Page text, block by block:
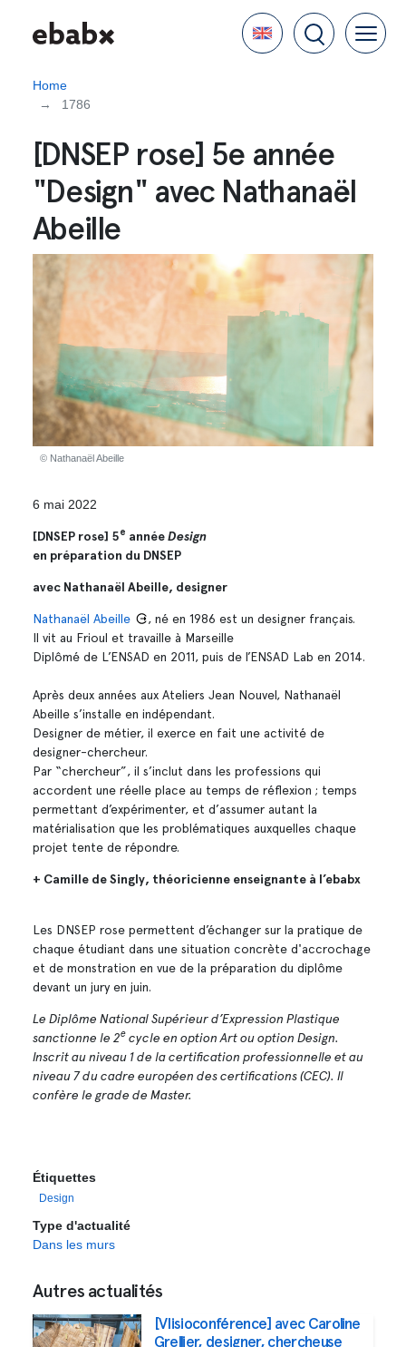
Language
Home
1786
[DNSEP rose] 5e année
"Design" avec Nathanaël
Abeille
© Nathanaël Abeille
6 mai 2022
[DNSEP rose] 5e annéeDesign
en préparation du DNSEP
avec Nathanaël Abeille, designer
Nathanaël Abeille
, né en 1986 est un designer français.
Il vit au Frioul et travaille à Marseille
Diplômé de L’ENSAD en 2011, puis de l’ENSAD Lab en 2014.
Après deux années aux Ateliers Jean Nouvel, Nathanaël
Abeille s’installe en indépendant.
Designer de métier, il exerce en fait une activité de
designer-chercheur.
Par “chercheur”, il s’inclut dans les professions qui
accordent une réelle place au temps de réflexion ; temps
permettant d’expérimenter, et d’assumer autant la
matérialisation que les problématiques auxquelles chaque
projet tente de répondre.
+ Camille de Singly, théoricienne enseignante à l’ebabx
Les DNSEP rose permettent d’échanger sur la pratique de
chaque étudiant dans une situation concrète d'accrochage
et de monstration en vue de la préparation du diplôme
devant un jury en juin.
Le Diplôme National Supérieur d’Expression Plastique
sanctionne le 2ecycle en option Art ou option Design.
Inscrit au niveau 1 de la certification professionnelle et au
niveau 7 du cadre européen des certifications (CEC). Il
confère le grade de Master.
Étiquettes
Design
Type d'actualité
Dans les murs
Autres actualités
[VIisioconférence] avec Caroline
Grellier, designer, chercheuse